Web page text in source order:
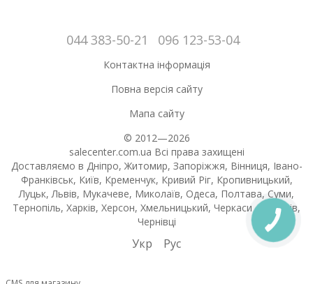
044 383-50-21 096 123-53-04
Контактна інформація
Повна версія сайту
Мапа сайту
© 2012—2026
salecenter.com.ua Всі права захищені
Доставляємо в Дніпро, Житомир, Запоріжжя, Вінниця, Івано-
Франківськ, Київ, Кременчук, Кривий Ріг, Кропивницький,
Луцьк, Львів, Мукачеве, Миколаїв, Одеса, Полтава, Суми,
Тернопіль, Харків, Херсон, Хмельницький, Черкаси , Чернігів,
Чернівці
Укр Рус